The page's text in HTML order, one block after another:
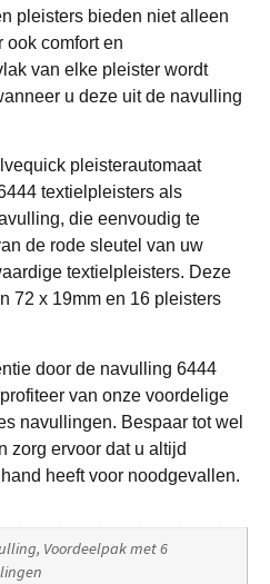
pleisters bieden niet alleen
ook comfort en
van elke pleister wordt
u deze uit de navulling
pleisterautomaat
textielpleisters als
die eenvoudig te
de rode sleutel van uw
textielpleisters. Deze
72 x 19mm en 16 pleisters
door de navulling 6444
van onze voordelige
navullingen. Bespaar tot wel
zorg ervoor dat u altijd
heeft voor noodgevallen.
Voordeelpak met 6